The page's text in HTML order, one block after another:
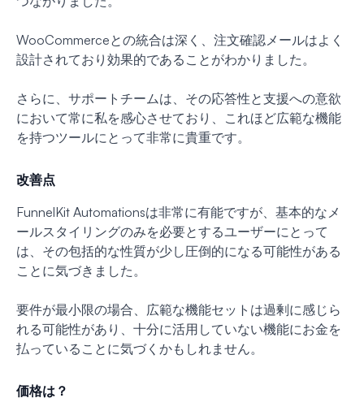
WooCommerceとの統合は深く、注文確認メールはよく
設計されており効果的であることがわかりました。
さらに、サポートチームは、その応答性と支援への意欲
において常に私を感心させており、これほど広範な機能
を持つツールにとって非常に貴重です。
改善点
FunnelKit Automationsは非常に有能ですが、基本的なメ
ールスタイリングのみを必要とするユーザーにとって
は、その包括的な性質が少し圧倒的になる可能性がある
ことに気づきました。
要件が最小限の場合、広範な機能セットは過剰に感じら
れる可能性があり、十分に活用していない機能にお金を
払っていることに気づくかもしれません。
価格は？